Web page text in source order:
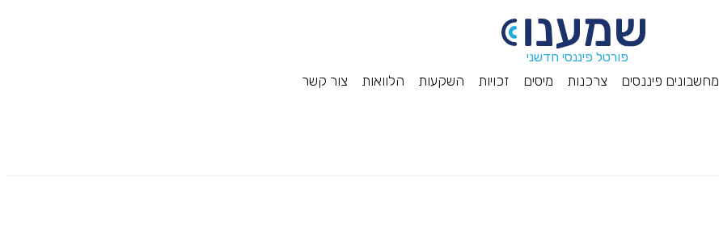
פורטל פיננסי חדשני
מחשבונים פיננסים צרכנות מיסים זכויות השקעות הלוואות צור קשר